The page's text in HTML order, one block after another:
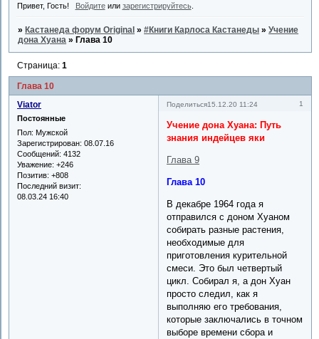
Привет, Гость! Войдитеили зарегистрируйтесь.
» Кастанеда форум Original »#Книги Карлоса Кастанеды »Учение
дона Хуана » Глава 10
Глава 10
Страница:1
Поделиться 1
15.12.20 11:24
Viator
Постоянные
Пол: Мужской
Зарегистрирован: 08.07.16
Сообщений: 4132
Уважение: +246
Позитив: +808
Последний визит:
08.03.24 16:40
Учение дона Хуана: Путь
знания индейцев яки
Глава 9
Глава 10
В декабре 1964 года я
отправился с доном Хуаном
собирать разные растения,
необходимые для
приготовления курительной
смеси. Это был четвертый
цикл. Собирал я, а дон Хуан
просто следил, как я
выполняю его требования,
которые заключались в точном
выборе времени сбора и